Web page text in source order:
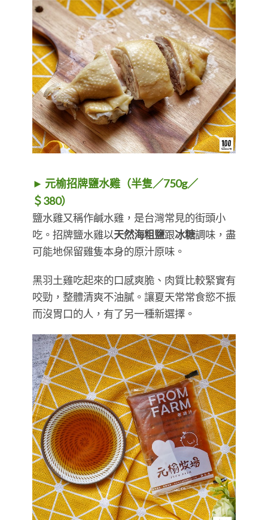
► 元榆招牌鹽水雞（半隻／750g／
＄380）
​​​​​​​鹽水雞又稱作鹹水雞，是台灣常見的街頭小
吃。招牌鹽水雞以天然海粗鹽跟冰糖調味，盡
可能地保留雞隻本身的原汁原味。
黑羽土雞吃起來的口感爽脆、肉質比較緊實有
咬勁，整體清爽不油膩。讓夏天常常食慾不振
而沒胃口的人，有了另一種新選擇。